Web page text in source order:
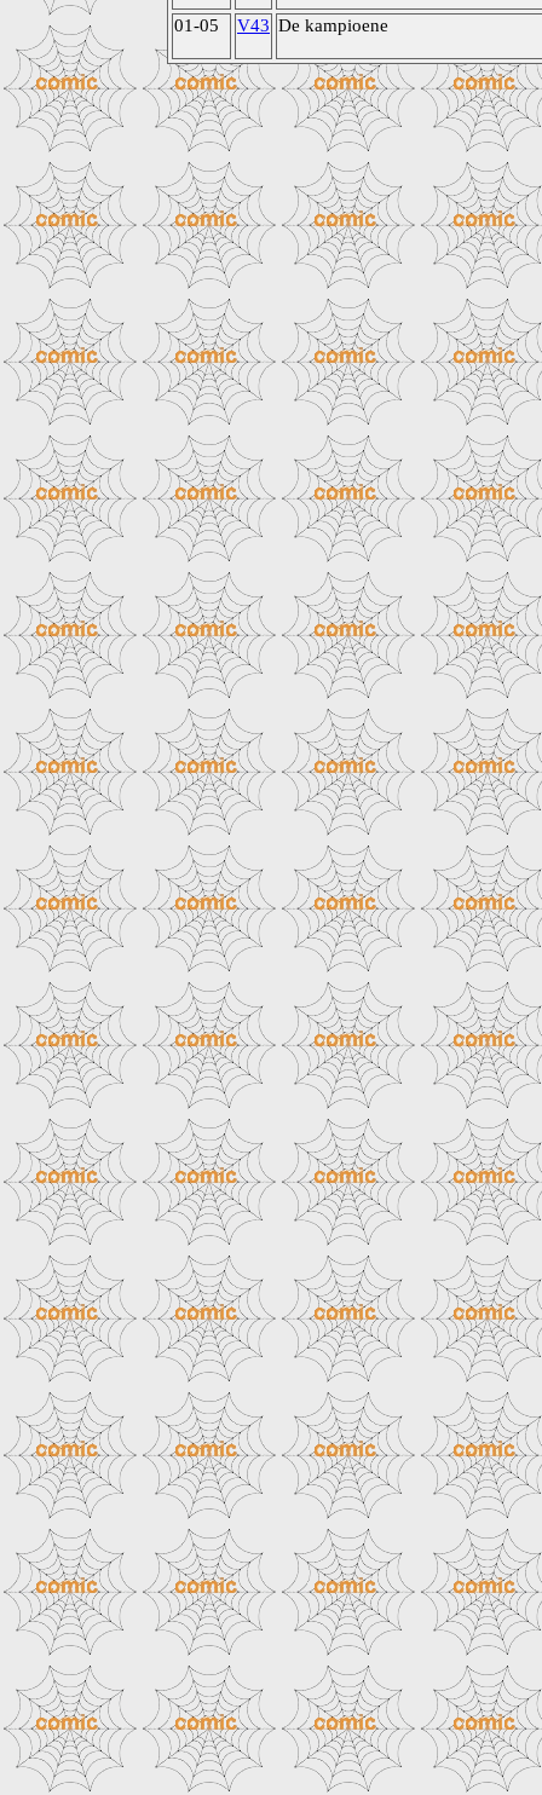
01-05 V43 De kampioene